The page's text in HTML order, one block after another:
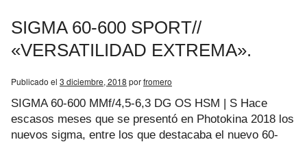
SIGMA 60-600 SPORT//
«VERSATILIDAD EXTREMA».
Publicado el 3 diciembre, 2018 porfromero
SIGMA 60-600 MMf/4,5-6,3 DG OS HSM | S Hace
escasos meses que se presentó en Photokina 2018 los
nuevos sigma, entre los que destacaba el nuevo 60-